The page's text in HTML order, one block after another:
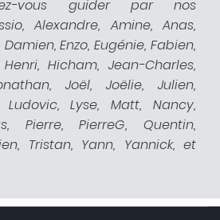
vous guider par nos
Alexandre, Amine, Anas,
Enzo, Eugénie, Fabien,
Hicham, Jean-Charles,
Joël, Joëlie, Julien,
Ludovic, Lyse, Matt, Nancy,
Pierre, PierreG, Quentin,
Tristan, Yann, Yannick, et